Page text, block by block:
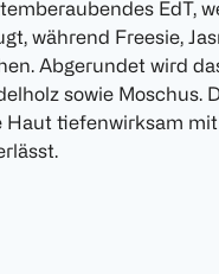
EdT,
während Freesie,
Abgerundet wird
sowie Moschus.
Haut tiefenwirksam